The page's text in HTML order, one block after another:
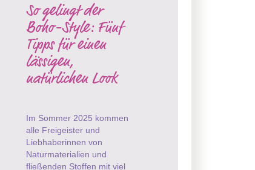
So gelingt der
Boho-Style: Fünf
Tipps für einen
lässigen,
natürlichen Look
Im Sommer 2025 kommen
alle Freigeister und
Liebhaberinnen von
Naturmaterialien und
fließenden Stoffen mit viel